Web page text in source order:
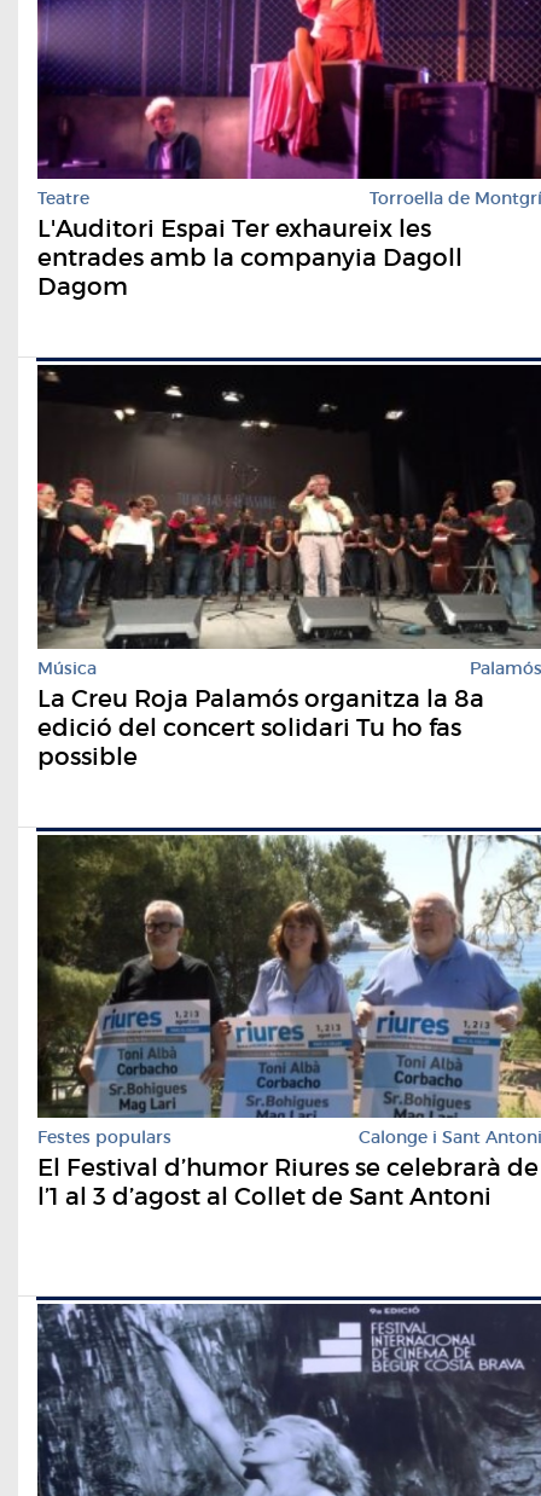
Teatre Torroella de Montgrí
L'Auditori Espai Ter exhaureix les
entrades amb la companyia Dagoll
Dagom
Música Palamós
La Creu Roja Palamós organitza la 8a
edició del concert solidari Tu ho fas
possible
Festes populars Calonge i Sant Antoni
El Festival d’humor Riures se celebrarà de
l’1 al 3 d’agost al Collet de Sant Antoni